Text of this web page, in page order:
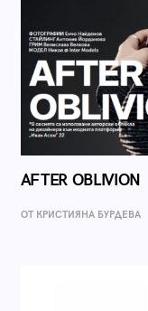
AFTER OBLIVION
ОТ КРИСТИЯНА БУРДЕВА